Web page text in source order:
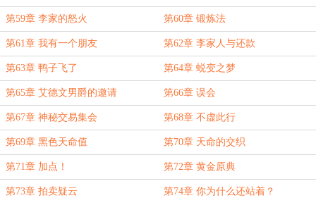
第59章 李家的怒火 第60章 锻炼法
第61章 我有一个朋友 第62章 李家人与还款
第63章 鸭子飞了 第64章 蜕变之梦
第65章 艾德文男爵的邀请 第66章 误会
第67章 神秘交易集会 第68章 不虚此行
第69章 黑色天命值 第70章 天命的交织
第71章 加点！ 第72章 黄金原典
第73章 拍卖疑云 第74章 你为什么还站着？